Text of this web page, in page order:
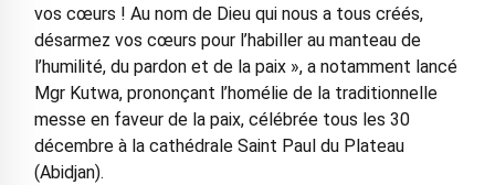
vos cœurs ! Au nom de Dieu qui nous a tous créés,
désarmez vos cœurs pour l’habiller au manteau de
l’humilité, du pardon et de la paix », a notamment lancé
Mgr Kutwa, prononçant l’homélie de la traditionnelle
messe en faveur de la paix, célébrée tous les 30
décembre à la cathédrale Saint Paul du Plateau
(Abidjan).